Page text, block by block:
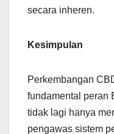
secara inheren.
Kesimpulan
Perkembangan
fundamental peran
tidak lagi hanya
pengawas sistem